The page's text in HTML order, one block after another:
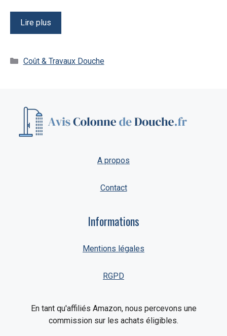
Lire plus
Catégories
Coût & Travaux Douche
A propos
Contact
Informations
Mentions légales
RGPD
En tant qu'affiliés Amazon, nous percevons une
commission sur les achats éligibles.